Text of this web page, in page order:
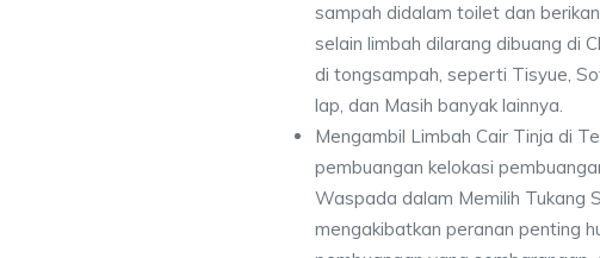
sampah didalam toilet dan
selain limbah dilarang dibuang di
di tongsampah, seperti Tisyue,
lap, dan Masih banyak lainnya.
Mengambil Limbah Cair Tinja di
pembuangan kelokasi
Waspada dalam Memilih Tukang
mengakibatkan peranan penting